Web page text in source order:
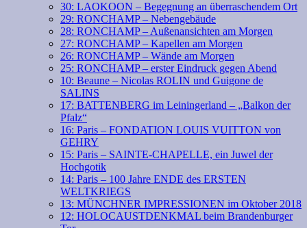
30: LAOKOON – Begegnung an überraschendem Ort
29: RONCHAMP – Nebengebäude
28: RONCHAMP – Außenansichten am Morgen
27: RONCHAMP – Kapellen am Morgen
26: RONCHAMP – Wände am Morgen
25: RONCHAMP – erster Eindruck gegen Abend
10: Beaune – Nicolas ROLIN und Guigone de
SALINS
17: BATTENBERG im Leiningerland – „Balkon der
Pfalz“
16: Paris – FONDATION LOUIS VUITTON von
GEHRY
15: Paris – SAINTE-CHAPELLE, ein Juwel der
Hochgotik
14: Paris – 100 Jahre ENDE des ERSTEN
WELTKRIEGS
13: MÜNCHNER IMPRESSIONEN im Oktober 2018
12: HOLOCAUSTDENKMAL beim Brandenburger